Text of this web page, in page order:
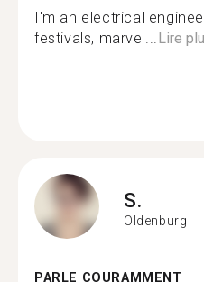
I'm an electrical
festivals, marvel...Lire
S.
Oldenburg
PARLE COURAMMENT